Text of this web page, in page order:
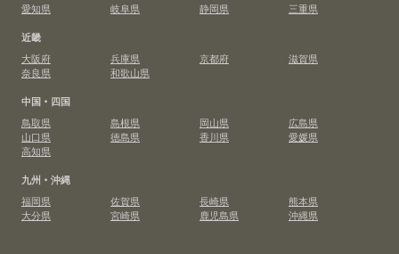
愛知県
岐阜県 静岡県
三重県
近畿
大阪府
兵庫県 京都府
滋賀県
奈良県
和歌山県
中国・四国
鳥取県
島根県 岡山県
広島県
山口県
徳島県 香川県
愛媛県
高知県
九州・沖縄
福岡県
佐賀県 長崎県
熊本県
大分県
宮崎県 鹿児島県 沖縄県